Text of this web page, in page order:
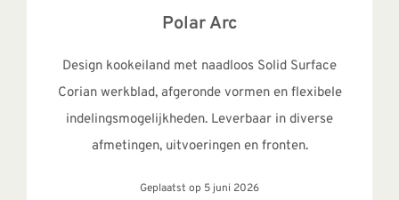
Polar Arc
Design kookeiland met naadloos Solid Surface
Corian werkblad, afgeronde vormen en flexibele
indelingsmogelijkheden. Leverbaar in diverse
afmetingen, uitvoeringen en fronten.
Geplaatst op 5 juni 2026